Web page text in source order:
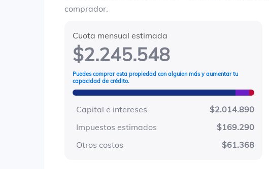
comprador.
Cuota mensual estimada
$2.245.548
Puedes comprar esta propiedad con alguien más y aumentar tu
capacidad de crédito.
Capital e intereses
$2.014.890
Impuestos estimados
$169.290
Otros costos
$61.368